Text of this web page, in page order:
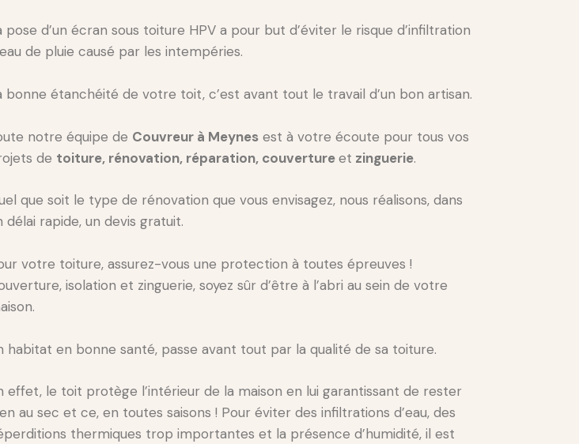
pose d’un écran sous toiture HPV a pour but d’éviter le risque d’infiltration
de pluie causé par les intempéries.
bonne étanchéité de votre toit, c’est avant tout le travail d’un bon artisan.
notre équipe de Couvreur à Meynes est à votre écoute pour tous vos
de toiture, rénovation, réparation, couvertureet zinguerie.
que soit le type de rénovation que vous envisagez, nous réalisons, dans
délai rapide, un devis gratuit.
votre toiture, assurez-vous une protection à toutes épreuves !
isolation et zinguerie, soyez sûr d’être à l’abri au sein de votre
habitat en bonne santé, passe avant tout par la qualité de sa toiture.
effet, le toit protège l’intérieur de la maison en lui garantissant de rester
au sec et ce, en toutes saisons ! Pour éviter des infiltrations d’eau, des
thermiques trop importantes et la présence d’humidité, il est